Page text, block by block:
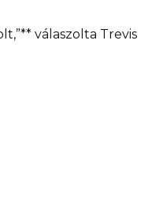
válaszolta Trevis